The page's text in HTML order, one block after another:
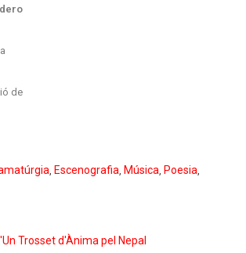
de
Escenografia Música Poesia
Trosset d'Ànima pel Nepal